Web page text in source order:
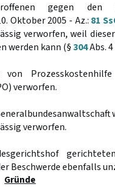
gegen den
Oktober 2005 - Az.: 81
verworfen, weil
werden kann (§304Abs. 4
verworfen.
verworfen.
Beschwerde ebenfalls
Gründe